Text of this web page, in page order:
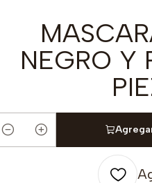
NEGRO Y
Cantidad